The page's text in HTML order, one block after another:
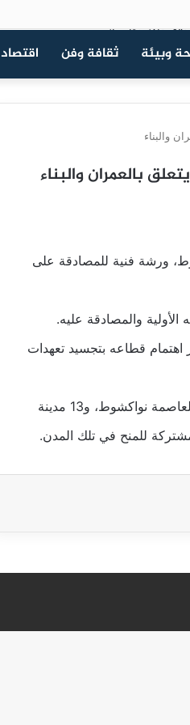
وبيئة ثقافة وفن اقتصاد
والبناء
بالعمران والبناء
ورشة فنية للمصادقة على
والمصادقة عليه.
اهتمام قطاعه بتجسيد تعهدات
ولد بنان، عدد ما قام به قطاعه في الصدد، حيث تم إعداد مخططات عمرانية للعاصمة نواكشوط، و13 مدينة
مشتركة للمنح في تلك المدن.